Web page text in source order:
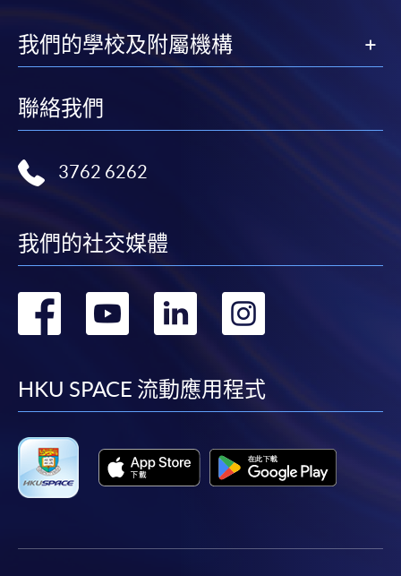
我們的學校及附屬機構
聯絡我們
3762 6262
我們的社交媒體
轉
facebook
轉
youtube
轉
linkedin
轉
HKU SPACE 流動應用程式